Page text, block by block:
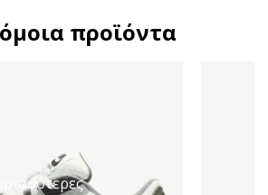
προϊόντα